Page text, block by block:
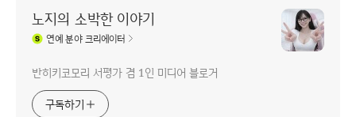
노지의 소박한 이야기
연예분야 크리에이터
반히키코모리 서평가 겸 1인 미디어 블로거
구독하기